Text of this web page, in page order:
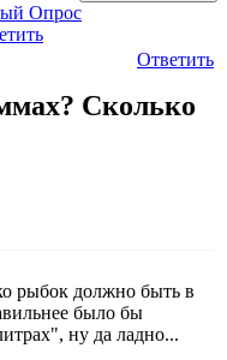
Опрос
Ответить
Сколько
рыбок должно быть в
было бы
ну да ладно...